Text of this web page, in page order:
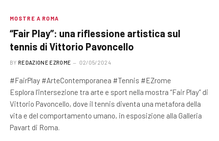
MOSTRE A ROMA
“Fair Play”: una riflessione artistica sul
tennis di Vittorio Pavoncello
BY REDAZIONE EZROME 02/05/2024
#FairPlay #ArteContemporanea #Tennis #EZrome
Esplora l’intersezione tra arte e sport nella mostra “Fair Play” di
Vittorio Pavoncello, dove il tennis diventa una metafora della
vita e del comportamento umano, in esposizione alla Galleria
Pavart di Roma.